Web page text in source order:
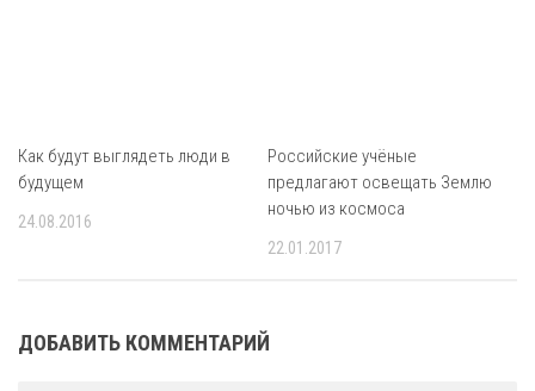
Как будут выглядеть люди в
будущем
24.08.2016
Российские учёные
предлагают освещать Землю
ночью из космоса
22.01.2017
ДОБАВИТЬ КОММЕНТАРИЙ